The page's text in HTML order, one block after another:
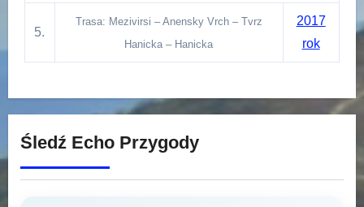
5.
Trasa: Mezivirsi – Anensky Vrch – Tvrz
Hanicka – Hanicka
2017
rok
Śledź Echo Przygody